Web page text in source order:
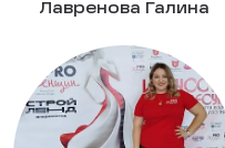
Лавренова Галина